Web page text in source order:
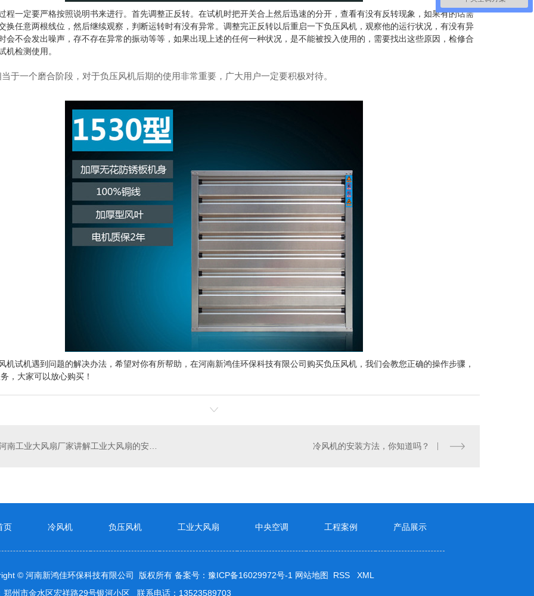
程一定要严格按照说明书来进行。首先调整正反转。在试机时把开关合上然后迅速的分开，查看有没有反转现象，如果有的话需
换任意两根线位，然后继续观察，判断运转时有没有异常。调整完正反转以后重启一下负压风机，观察他的运行状况，有没有异
会不会发出噪声，存不存在异常的振动等等，如果出现上述的任何一种状况，是不能被投入使用的，需要找出这些原因，检修合
机检测使用。
于一个磨合阶段，对于负压风机后期的使用非常重要，广大用户一定要积极对待。
机试机遇到问题的解决办法，希望对你有所帮助，在河南新鸿佳环保科技有限公司购买负压风机，我们会教您正确的操作步骤，
，大家可以放心购买！
河南工业大风扇厂家讲解工业大风扇的安装技巧 冷风机的安装方法，你知道吗？
页 冷风机 负压风机 工业大风扇 中央空调 工程案例 产品展示
© 河南新鸿佳环保科技有限公司 版权所有 备案号： 豫ICP备16029972号-1 网站地图 RSS
XML
郑州市金水区宏祥路29号银河小区 联系电话：13523589703